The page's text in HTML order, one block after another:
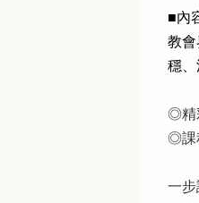
■內
教會
穩、
◎精
◎課
一步